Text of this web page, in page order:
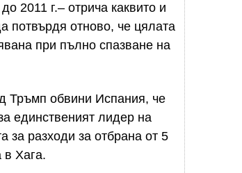
2011 г.– отрича каквито и
потвърдя отново, че цялата
при пълно спазване на
Тръмп обвини Испания, че
единственият лидер на
за разходи за отбрана от 5
в Хага.